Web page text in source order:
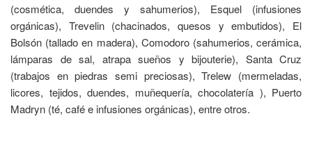
(cosmética, duendes y sahumerios), Esquel (infusiones
orgánicas), Trevelin (chacinados, quesos y embutidos), El
Bolsón (tallado en madera), Comodoro (sahumerios, cerámica,
lámparas de sal, atrapa sueños y bijouterie), Santa Cruz
(trabajos en piedras semi preciosas), Trelew (mermeladas,
licores, tejidos, duendes, muñequería, chocolatería ), Puerto
Madryn (té, café e infusiones orgánicas), entre otros.